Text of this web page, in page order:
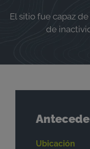
El sitio fue capaz
de
Ubicación